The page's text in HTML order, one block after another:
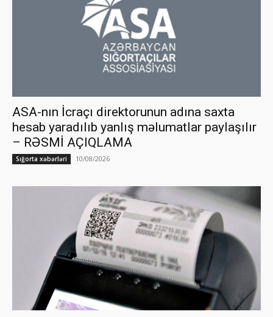
ASA-nın İcraçı direktorunun adına saxta
hesab yaradılıb yanlış məlumatlar paylaşılır
– RƏSMİ AÇIQLAMA
Sığorta xəbərləri 10/08/2026